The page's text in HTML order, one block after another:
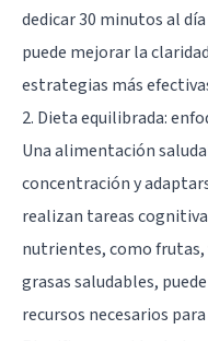
dedicar 30 minutos al
puede mejorar la
estrategias más
2. Dieta equilibrada:
Una alimentación
concentración y
realizan tareas
nutrientes, como frutas,
grasas saludables,
recursos necesarios